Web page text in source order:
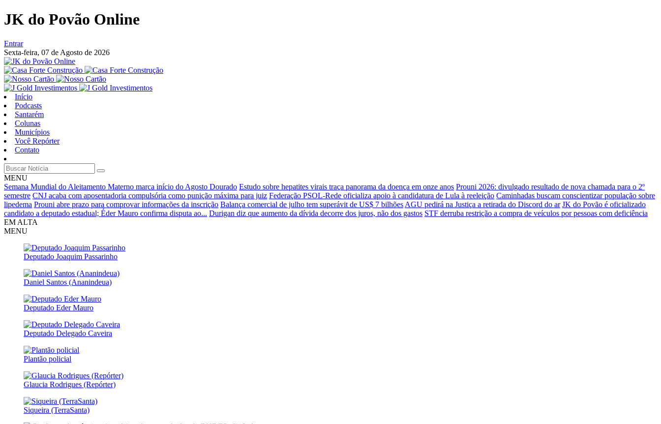
JK do Povão Online
Entrar
Sexta-feira, 07 de Agosto de 2026
Início
Podcasts
Santarém
Colunas
Municípios
Você Repórter
Contato
MENU
Semana Mundial do Aleitamento Materno marca início do Agosto Dourado Estudo sobre hepatites virais traça panorama da doença em onze anos Prouni 2026: divulgado resultado de nova chamada para o 2º
semestre CNJ acaba com aposentadoria compulsória como punição máxima para juiz Federação PSOL-Rede oficializa apoio à candidatura de Lula à reeleição Caminhadas buscam conscientizar população sobre
lipedema Prouni abre prazo para comprovar informações da inscrição Balança comercial de julho tem superávit de US$ 7 bilhões AGU pedirá na Justiça a retirada do Discord do ar JK do Povão é oficializado
candidato a deputado estadual; Éder Mauro confirma disputa ao... Durigan diz que aumento da dívida decorre dos juros, não dos gastos STF derruba restrição a compra de veículos por pessoas com deficiência
EM ALTA
MENU
Deputado Joaquim Passarinho
Daniel Santos (Ananindeua)
Deputado Eder Mauro
Deputado Delegado Caveira
Plantão policial
Glaucia Rodrigues (Repórter)
Siqueira (TerraSanta)